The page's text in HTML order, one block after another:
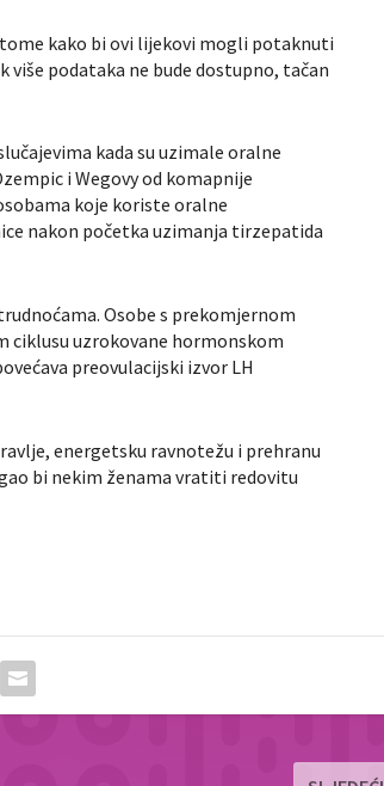
kako bi ovi lijekovi mogli potaknuti
podataka ne bude dostupno, tačan
kada su uzimale oralne
i Wegovy od komapnije
koje koriste oralne
nakon početka uzimanja tirzepatida
Osobe s prekomjernom
uzrokovane hormonskom
preovulacijski izvor LH
energetsku ravnotežu i prehranu
bi nekim ženama vratiti redovitu